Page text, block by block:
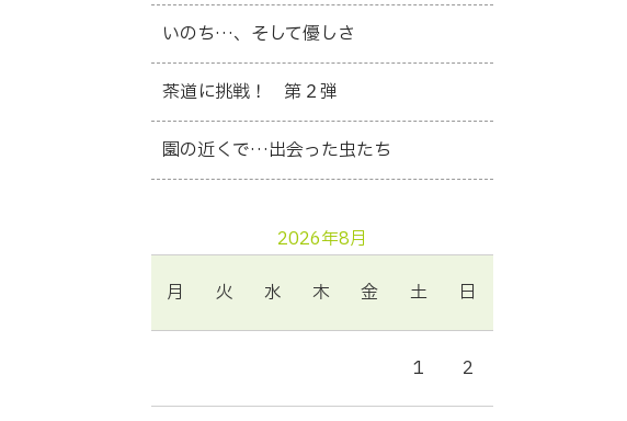
いのち…、そして優しさ
茶道に挑戦！ 第２弾
園の近くで…出会った虫たち
2026年8月
月 火 水 木 金 土 日
1 2